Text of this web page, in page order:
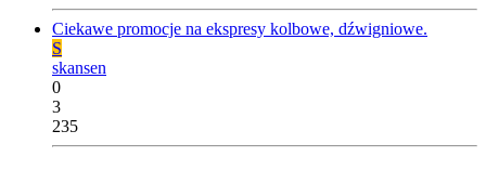
Ciekawe promocje na ekspresy kolbowe, dźwigniowe.
S
skansen
0
3
235